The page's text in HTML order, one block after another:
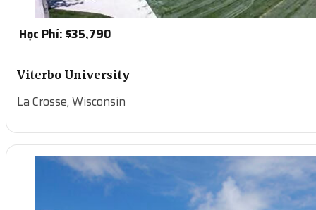
Học Phí: $35,790
Viterbo University
La Crosse, Wisconsin